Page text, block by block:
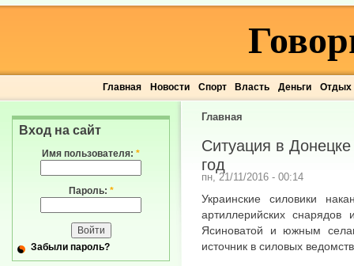
Главная Новости Спорт Власть Деньги Отдых
Главная
Ситуация в
год
пн, 21/11/2016 - 00:14
Украинские силовики
артиллерийских
Ясиноватой и южным
источник в силовых
Вход на сайт
Имя пользователя: *
Пароль: *
Забыли пароль?